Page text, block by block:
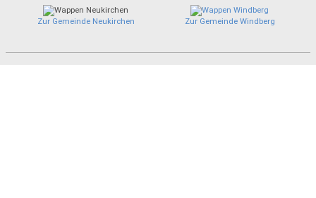
Zur Gemeinde Neukirchen Zur Gemeinde Windberg